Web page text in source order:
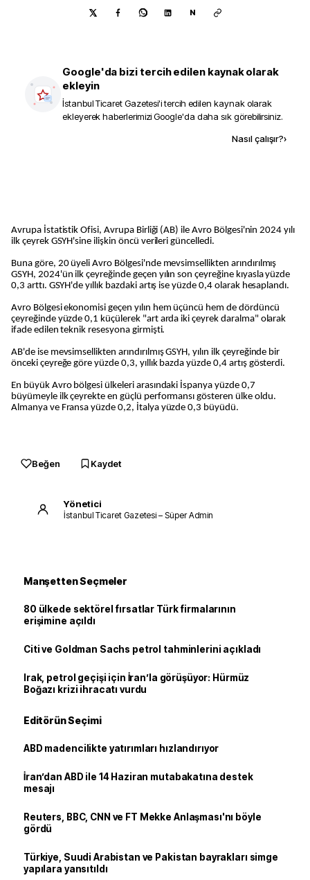
N
Google'da bizi tercih edilen kaynak olarak
ekleyin
İstanbul Ticaret Gazetesi'i tercih edilen kaynak olarak
ekleyerek haberlerimizi Google'da daha sık görebilirsiniz.
Nasıl çalışır?›
Avrupa İstatistik Ofisi, Avrupa Birliği (AB) ile Avro Bölgesi'nin 2024 yılı
ilk çeyrek GSYH'sine ilişkin öncü verileri güncelledi.
Buna göre, 20 üyeli Avro Bölgesi'nde mevsimsellikten arındırılmış
GSYH, 2024'ün ilk çeyreğinde geçen yılın son çeyreğine kıyasla yüzde
0,3 arttı. GSYH'de yıllık bazdaki artış ise yüzde 0,4 olarak hesaplandı.
Avro Bölgesi ekonomisi geçen yılın hem üçüncü hem de dördüncü
çeyreğinde yüzde 0,1 küçülerek "art arda iki çeyrek daralma" olarak
ifade edilen teknik resesyona girmişti.
AB'de ise mevsimsellikten arındırılmış GSYH, yılın ilk çeyreğinde bir
önceki çeyreğe göre yüzde 0,3, yıllık bazda yüzde 0,4 artış gösterdi.
En büyük Avro bölgesi ülkeleri arasındaki İspanya yüzde 0,7
büyümeyle ilk çeyrekte en güçlü performansı gösteren ülke oldu.
Almanya ve Fransa yüzde 0,2, İtalya yüzde 0,3 büyüdü.
Beğen Kaydet
Yönetici
İstanbul Ticaret Gazetesi – Süper Admin
Manşetten Seçmeler
80 ülkede sektörel fırsatlar Türk firmalarının
erişimine açıldı
Citi ve Goldman Sachs petrol tahminlerini açıkladı
Irak, petrol geçişi için İran’la görüşüyor: Hürmüz
Boğazı krizi ihracatı vurdu
Editörün Seçimi
ABD madencilikte yatırımları hızlandırıyor
İran’dan ABD ile 14 Haziran mutabakatına destek
mesajı
Reuters, BBC, CNN ve FT Mekke Anlaşması'nı böyle
gördü
Türkiye, Suudi Arabistan ve Pakistan bayrakları simge
yapılara yansıtıldı